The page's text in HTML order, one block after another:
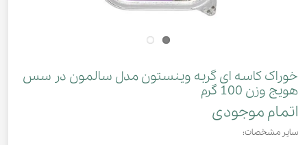
خوراک کاسه‌ ای گربه وینستون مدل سالمون در سس
هویج وزن 100 گرم
اتمام موجودی
سایر مشخصات: